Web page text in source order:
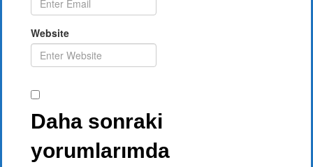
Website
Daha sonraki
yorumlarımda